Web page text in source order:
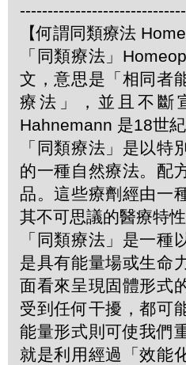
【何謂同類療法
「同類療法」
文，意思是「相同者
療法」，並且不斷
Hahnemann 是18世
「同類療法」是以
的一種自然療法。配
品。這些療劑經由一
其不可思議的醫療特性
「同類療法」是一
是具有能量場或生命
面看來呈現固體形式
受到任何干擾，都可
能量形式則可使我們
就是利用經過「效能